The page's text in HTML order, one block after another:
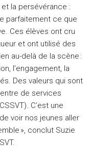
la persévérance :
parfaitement ce que
Ces élèves ont cru
et ont utilisé des
au-delà de la scène :
l’engagement, la
Des valeurs qui sont
de services
C’est une
voir nos jeunes aller
», conclut Suzie